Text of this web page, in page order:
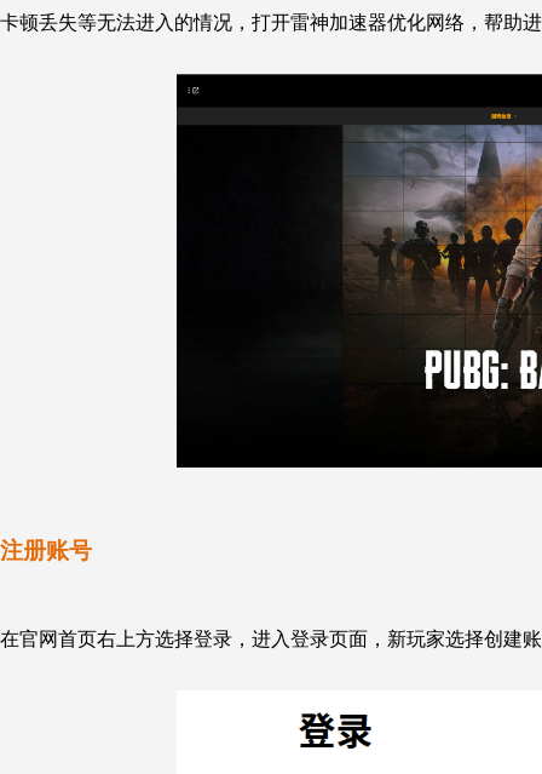
卡顿丢失等无法进入的情况，打开雷神加速器优化网络，帮助
注册账号
在官网首页右上方选择登录，进入登录页面，新玩家选择创建